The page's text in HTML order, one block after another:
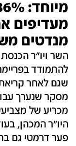
מעדיפים
מנדטים
השר ויו"ר
להתמודד
שגם לאחר קריאת
מסקר שנערך
מכריע של
פער דרמטי גם